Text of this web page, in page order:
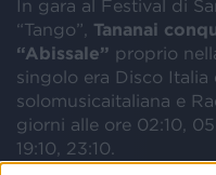
In gara al Festival di
“Tango”, Tananai
“Abissale” proprio
singolo era Disco Italia
solomusicaitaliana e
giorni alle ore 02:10,
19:10, 23:10.